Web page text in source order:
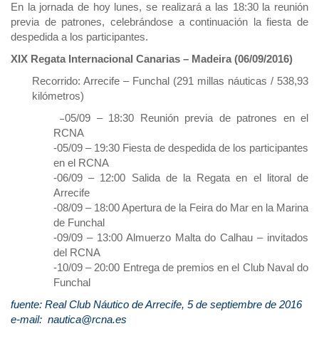
En la jornada de hoy lunes, se realizará a las 18:30 la reunión
previa de patrones, celebrándose a continuación la fiesta de
despedida a los participantes.
XIX Regata Internacional Canarias – Madeira (06/09/2016)
Recorrido: Arrecife – Funchal (291 millas náuticas / 538,93
kilómetros)
–05/09 – 18:30 Reunión previa de patrones en el
RCNA
-05/09 – 19:30 Fiesta de despedida de los participantes
en el RCNA
-06/09 – 12:00 Salida de la Regata en el litoral de
Arrecife
-08/09 – 18:00 Apertura de la Feira do Mar en la Marina
de Funchal
-09/09 – 13:00 Almuerzo Malta do Calhau – invitados
del RCNA
-10/09 – 20:00 Entrega de premios en el Club Naval do
Funchal
fuente: Real Club Náutico de Arrecife, 5 de septiembre de 2016
e-mail: nautica@rcna.es